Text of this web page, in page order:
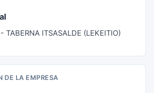
TABERNA ITSASALDE (LEKEITIO)
DE LA EMPRESA